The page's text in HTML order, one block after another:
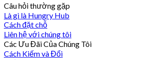
Câu hỏi thường gặp
Là gì là Hungry Hub
Cách đặt chỗ
Liên hệ với chúng tôi
Các Ưu Đãi Của Chúng Tôi
Cách Kiếm và Đổi